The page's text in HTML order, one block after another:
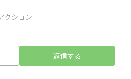
クション
返信する